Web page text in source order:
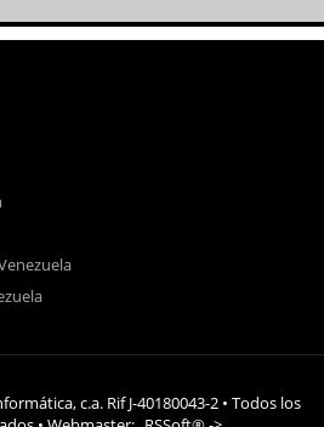
c.a. Rif J-40180043-2 • Todos los